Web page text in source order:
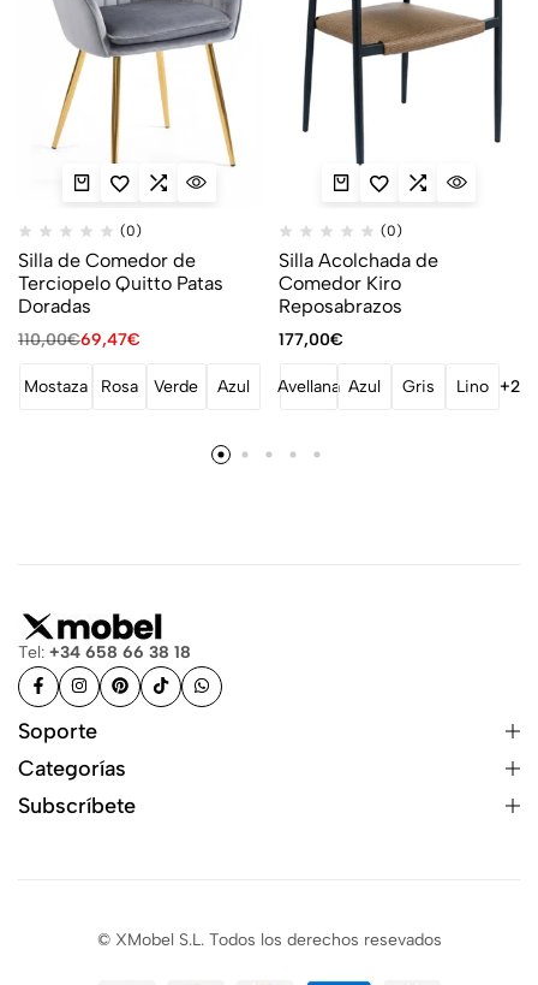
(0)
Silla de Comedor de
Terciopelo Quitto Patas
Doradas
110,00€69,47€
Mostaza Rosa Verde Azul
(0)
Silla Acolchada de
Comedor Kiro
Reposabrazos
177,00€
Avellana Azul Gris Lino +2
Tel: +34 658 66 38 18
Soporte
Categorías
Subscríbete
© XMobel S.L. Todos los derechos resevados